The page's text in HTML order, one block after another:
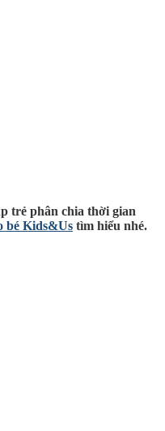
trẻ phân chia thời gian
bé Kids&Us tìm hiểu nhé.